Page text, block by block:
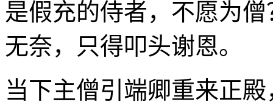
是假充的侍者，不愿为
无奈，只得叩头谢恩。
当下主僧引端卿重来正